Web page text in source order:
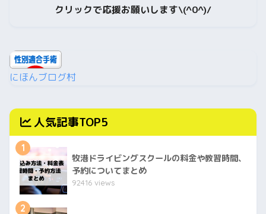
クリックで応援お願いします\(^0^)/
にほんブログ村
人気記事TOP5
1
牧港ドライビングスクールの料金や教習時間、
予約についてまとめ
92416 views
2